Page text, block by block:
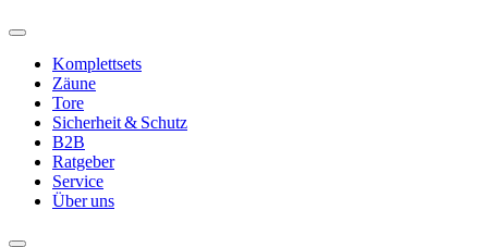
Komplettsets
Zäune
Tore
Sicherheit & Schutz
B2B
Ratgeber
Service
Über uns